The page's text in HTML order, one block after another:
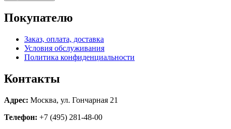
Покупателю
Заказ, оплата, доставка
Условия обслуживания
Политика конфиденциальности
Контакты
Адрес: Москва, ул. Гончарная 21
Телефон: +7 (495) 281-48-00